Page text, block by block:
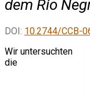
dem Rio
DOI: 10.2744/CCB-
Wir untersuchten
die